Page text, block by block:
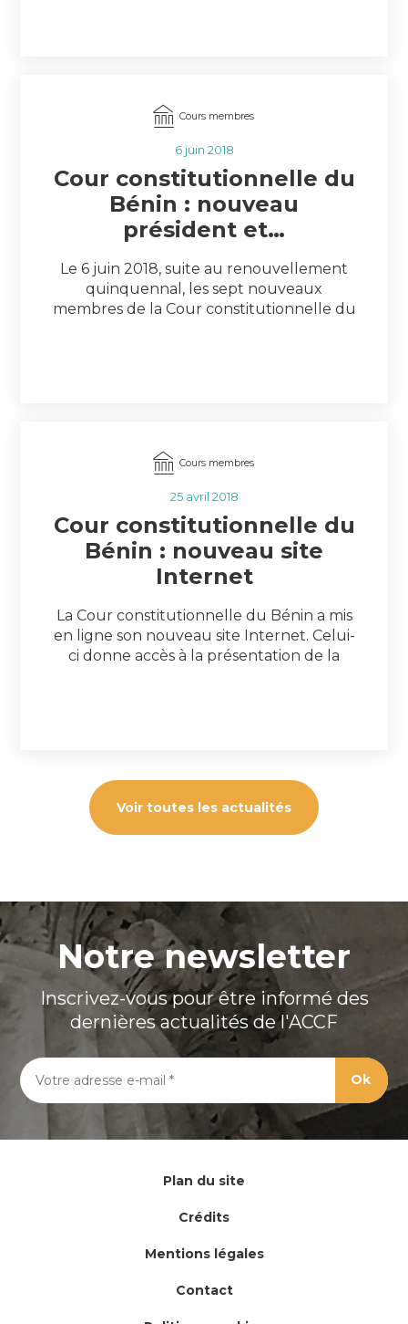
l’Assemblée nationale et le […]
Cours membres
6 juin 2018
Cour constitutionnelle du
Bénin : nouveau
président et…
Le 6 juin 2018, suite au renouvellement
quinquennal, les sept nouveaux
membres de la Cour constitutionnelle du
Cours membres
25 avril 2018
Cour constitutionnelle du
Bénin : nouveau site
Internet
La Cour constitutionnelle du Bénin a mis
en ligne son nouveau site Internet. Celui-
ci donne accès à la présentation de la
à l’adresse : http://www.cour-
Voir toutes les actualités
Notre newsletter
Inscrivez-vous pour être informé des
dernières actualités de l'ACCF
Plan du site
Crédits
Mentions légales
Contact